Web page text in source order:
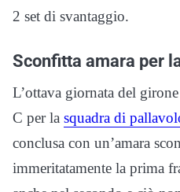
2 set di svantaggio.
Sconfitta amara per
L’ottava giornata del
C per la squadra di
conclusa con un’amara
immeritatamente la prima